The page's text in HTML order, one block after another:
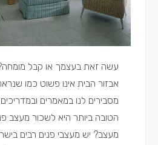
עשה זאת בעצמך או קבל
אבזור הבית אינו פשוט כמו
מסבירים לנו במאמרים
הטובה ביותר היא לשכור מעצב
מעצב? יש מעצבי פנים רבים